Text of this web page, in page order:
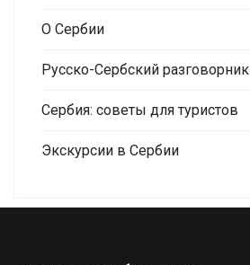
О Сербии
Русско-Сербский разговорник
Сербия: советы для туристов
Экскурсии в Сербии